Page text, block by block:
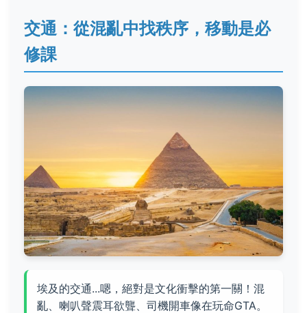
交通：從混亂中找秩序，移動是必
修課
埃及的交通...嗯，絕對是文化衝擊的第一關！混
亂、喇叭聲震耳欲聾、司機開車像在玩命GTA。